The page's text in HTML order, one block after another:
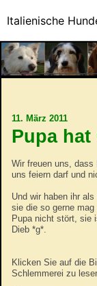
11. März 2011
Pupa
Wir freuen uns, dass
uns feiern darf und
Und wir haben ihr
sie die so gerne
Pupa nicht stört, sie
Dieb *g*.
Klicken Sie auf die
Schlemmerei zu
Italienische